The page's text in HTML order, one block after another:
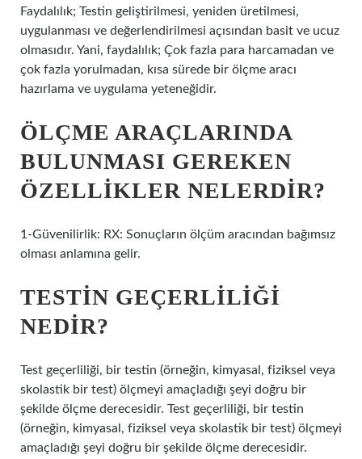
Faydalılık; Testin geliştirilmesi, yeniden üretilmesi,
uygulanması ve değerlendirilmesi açısından basit ve ucuz
olmasıdır. Yani, faydalılık; Çok fazla para harcamadan ve
çok fazla yorulmadan, kısa sürede bir ölçme aracı
hazırlama ve uygulama yeteneğidir.
ÖLÇME ARAÇLARINDA
BULUNMASI GEREKEN
ÖZELLIKLER NELERDIR?
1-Güvenilirlik: RX: Sonuçların ölçüm aracından bağımsız
olması anlamına gelir.
TESTIN GEÇERLILIĞI
NEDIR?
Test geçerliliği, bir testin (örneğin, kimyasal, fiziksel veya
skolastik bir test) ölçmeyi amaçladığı şeyi doğru bir
şekilde ölçme derecesidir. Test geçerliliği, bir testin
(örneğin, kimyasal, fiziksel veya skolastik bir test) ölçmeyi
amaçladığı şeyi doğru bir şekilde ölçme derecesidir.